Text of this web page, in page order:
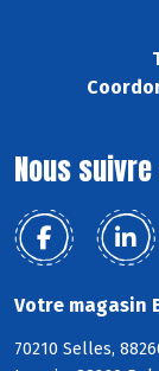
Nous
Votre magasin
70210 Selles,